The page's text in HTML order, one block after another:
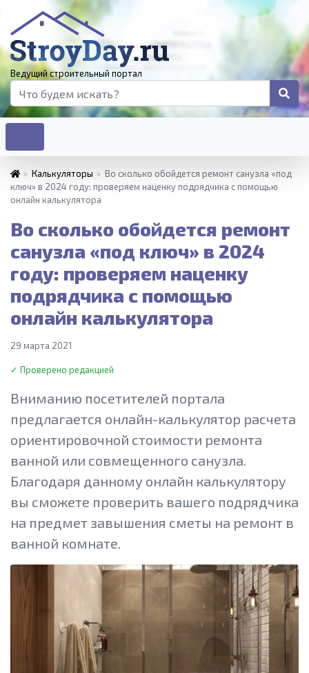
Ведущий строительный портал
» Калькуляторы » Во сколько обойдется ремонт санузла «под
ключ» в 2024 году: проверяем наценку подрядчика с помощью
онлайн калькулятора
Во сколько обойдется ремонт
санузла «под ключ» в 2024
году: проверяем наценку
подрядчика с помощью
онлайн калькулятора
29 марта 2021
✓ Проверено редакцией
Вниманию посетителей портала
предлагается онлайн-калькулятор расчета
ориентировочной стоимости ремонта
ванной или совмещенного санузла.
Благодаря данному онлайн калькулятору
вы сможете проверить вашего подрядчика
на предмет завышения сметы на ремонт в
ванной комнате.